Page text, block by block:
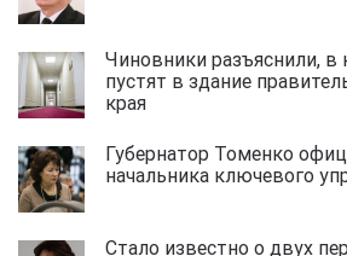
Чиновники разъяснили, в
пустят в здание
края
Губернатор Томенко
начальника ключевого
Стало известно о двух